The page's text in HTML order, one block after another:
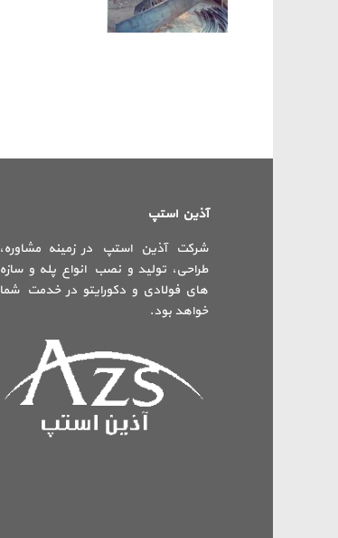
آذین استپ
شرکت آذین استپ در زمینه مشاوره،
طراحی، تولید و نصب انواع پله و سازه
های فولادی و دکورایتو در خدمت شما
خواهد بود.